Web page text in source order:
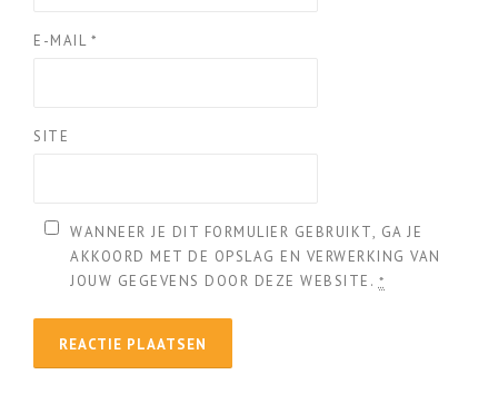
E-MAIL *
SITE
WANNEER JE DIT FORMULIER GEBRUIKT, GA JE
AKKOORD MET DE OPSLAG EN VERWERKING VAN
JOUW GEGEVENS DOOR DEZE WEBSITE. *